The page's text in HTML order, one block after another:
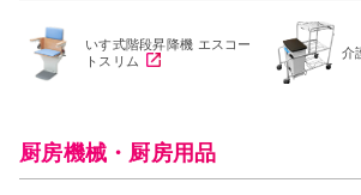
いす式階段昇降機 エスコー
トスリム
介
厨房機械・厨房用品